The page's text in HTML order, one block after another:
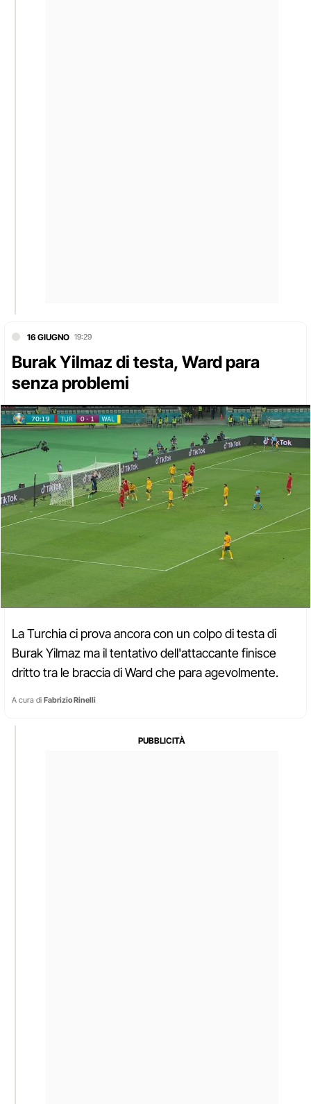
16 GIUGNO 19:29
Burak Yilmaz di testa, Ward para
senza problemi
La Turchia ci prova ancora con un colpo di testa di
Burak Yilmaz ma il tentativo dell'attaccante finisce
dritto tra le braccia di Ward che para agevolmente.
A cura di Fabrizio Rinelli